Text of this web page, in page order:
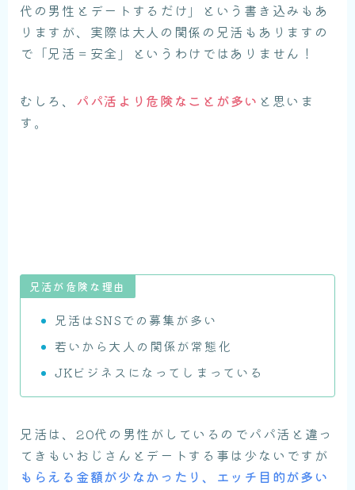
代の男性とデートするだけ」という書き込みもあ
りますが、実際は大人の関係の兄活もありますの
で「兄活＝安全」というわけではありません！
むしろ、 パパ活より危険なことが多い と思いま
す。
兄活が危険な理由
兄活はSNSでの募集が多い
若いから大人の関係が常態化
JKビジネスになってしまっている
兄活は、20代の男性がしているのでパパ活と違っ
てきもいおじさんとデートする事は少ないですが
もらえる金額が少なかったり、エッチ目的が多い